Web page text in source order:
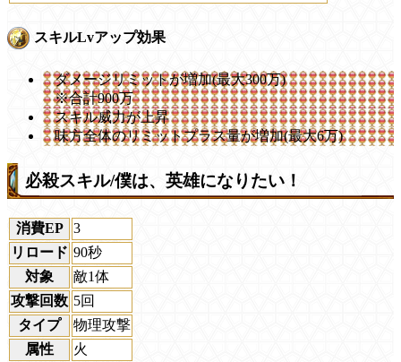
スキルLvアップ効果
ダメージリミットが増加(最大300万)
※合計900万
スキル威力が上昇
味方全体のリミットプラス量が増加(最大6万)
必殺スキル/僕は、英雄になりたい！
消費EP
3
リロード 90秒
対象
敵1体
攻撃回数 5回
タイプ
物理攻撃
属性
火